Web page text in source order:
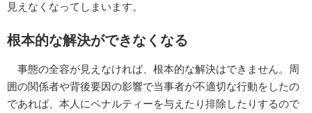
見えなくなってしまいます。
根本的な解決ができなくなる
事態の全容が見えなければ、根本的な解決はできません。周
囲の関係者や背後要因の影響で当事者が不適切な行動をしたの
であれば、本人にペナルティーを与えたり排除したりするので